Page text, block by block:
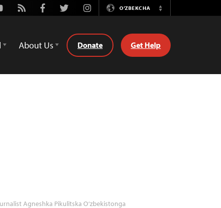
Rss FacebookTwitterInstagramO'ZBEKCHA
Switch
About Us Donate Get Help
Agneshka Pikulitska O‘zbekistonga